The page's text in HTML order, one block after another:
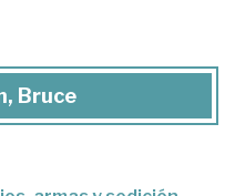
Bruce